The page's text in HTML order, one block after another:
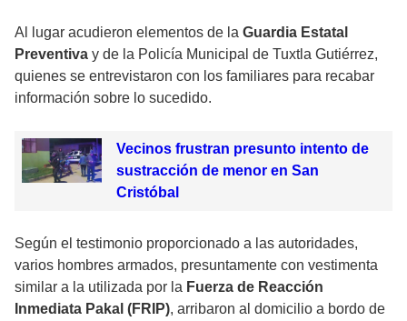
Al lugar acudieron elementos de la Guardia Estatal
Preventiva y de la Policía Municipal de Tuxtla Gutiérrez,
quienes se entrevistaron con los familiares para recabar
información sobre lo sucedido.
Vecinos frustran presunto intento de
sustracción de menor en San
Cristóbal
Según el testimonio proporcionado a las autoridades,
varios hombres armados, presuntamente con vestimenta
similar a la utilizada por la Fuerza de Reacción
Inmediata Pakal (FRIP), arribaron al domicilio a bordo de